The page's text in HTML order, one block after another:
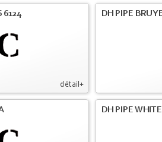
détail+
6124 DH PIPE
DH PIPE